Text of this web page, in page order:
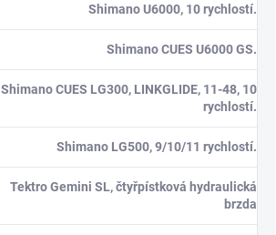
Shimano U6000, 10 rychlostí.
Shimano CUES U6000 GS.
Shimano CUES LG300, LINKGLIDE, 11-48, 10
rychlostí.
Shimano LG500, 9/10/11 rychlostí.
Tektro Gemini SL, čtyřpístková hydraulická
brzda